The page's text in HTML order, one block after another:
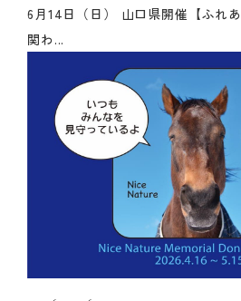
6月14日（日） 山口県開催【ふれ
関わ...